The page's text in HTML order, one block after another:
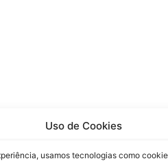
Uso de Cookies
usamos tecnologias como